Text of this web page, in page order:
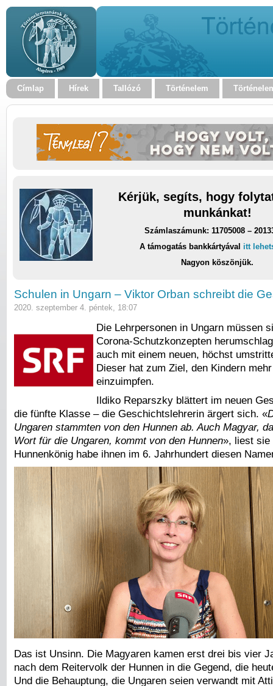
Címlap Hírek Tallózó Történelem
Kérjük, segíts, hogy
munkánkat!
Számlaszámunk: 11705008 –
A támogatás bankkártyával itt
Nagyon köszönjük.
Schulen in Ungarn – Viktor Orban schreibt die
2020. szeptember 4. péntek, 18:07
Die Lehrpersonen in Ungarn müssen
Corona-Schutzkonzepten
auch mit einem neuen, höchst
Dieser hat zum Ziel, den Kindern
einzuimpfen.
Ildiko Reparszky blättert im neuen
die fünfte Klasse – die Geschichtslehrerin ärgert sich. «
Ungaren stammten von den Hunnen ab. Auch Magyar,
Wort für die Ungaren, kommt von den Hunnen», liest sie
Hunnenkönig habe ihnen im 6. Jahrhundert diesen
Das ist Unsinn. Die Magyaren kamen erst drei bis vier
nach dem Reitervolk der Hunnen in die Gegend, die
Und die Behauptung, die Ungaren seien verwandt mit